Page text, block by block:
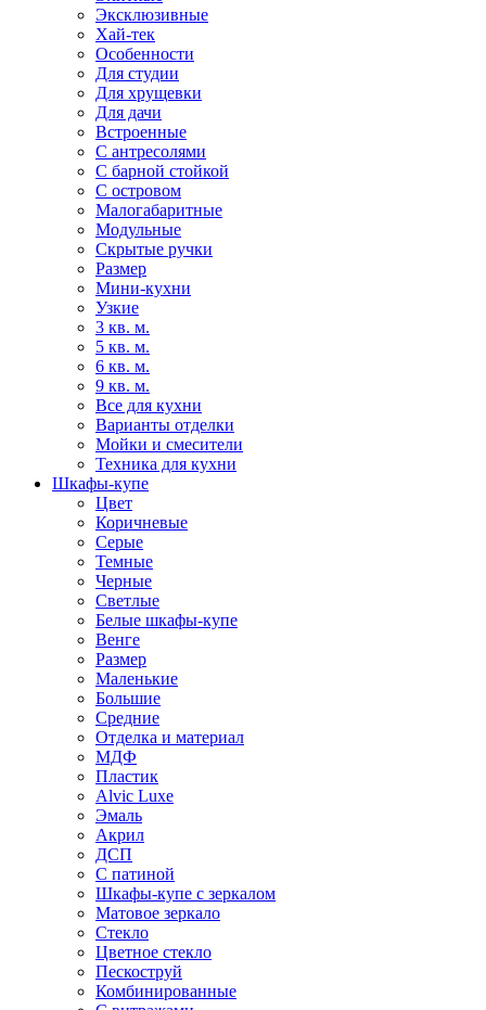
Эксклюзивные
Хай-тек
Особенности
Для студии
Для хрущевки
Для дачи
Встроенные
С антресолями
С барной стойкой
С островом
Малогабаритные
Модульные
Скрытые ручки
Размер
Мини-кухни
Узкие
3 кв. м.
5 кв. м.
6 кв. м.
9 кв. м.
Все для кухни
Варианты отделки
Мойки и смесители
Техника для кухни
Шкафы-купе
Цвет
Коричневые
Серые
Темные
Черные
Светлые
Белые шкафы-купе
Венге
Размер
Маленькие
Большие
Средние
Отделка и материал
МДФ
Пластик
Alvic Luxe
Эмаль
Акрил
ДСП
С патиной
Шкафы-купе с зеркалом
Матовое зеркало
Стекло
Цветное стекло
Пескоструй
Комбинированные